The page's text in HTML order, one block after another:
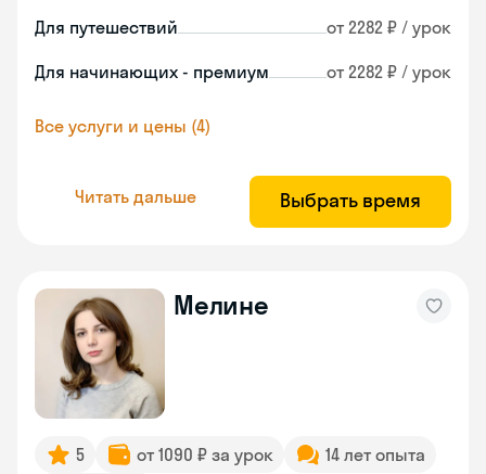
Для путешествий от 2282 ₽ / урок
Для начинающих - премиум от 2282 ₽ / урок
Все услуги и цены (4)
Читать дальше Выбрать время
Мелине
5 от 1090 ₽ за урок
14 лет опыта